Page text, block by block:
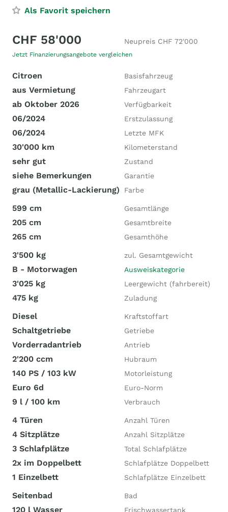
Als Favorit speichern
CHF 58'000 Neupreis CHF 72'000
Jetzt Finanzierungsangebote vergleichen
Citroen Basisfahrzeug
aus Vermietung Fahrzeugart
ab Oktober 2026 Verfügbarkeit
06/2024 Erstzulassung
06/2024 Letzte MFK
30'000 km Kilometerstand
sehr gut Zustand
siehe Bemerkungen Garantie
grau (Metallic-Lackierung) Farbe
599 cm Gesamtlänge
205 cm Gesamtbreite
265 cm Gesamthöhe
3'500 kg zul. Gesamtgewicht
B - Motorwagen Ausweiskategorie
3'025 kg Leergewicht (fahrbereit)
475 kg Zuladung
Diesel Kraftstoffart
Schaltgetriebe Getriebe
Vorderradantrieb Antrieb
2'200 ccm Hubraum
140 PS / 103 kW Motorleistung
Euro 6d Euro-Norm
9 l / 100 km Verbrauch
4 Türen Anzahl Türen
4 Sitzplätze Anzahl Sitzplätze
3 Schlafplätze Total Schlafplätze
2x im Doppelbett Schlafplätze Doppelbett
1 Einzelbett Schlafplätze Einzelbett
Seitenbad Bad
120 l Wasser Frischwassertank